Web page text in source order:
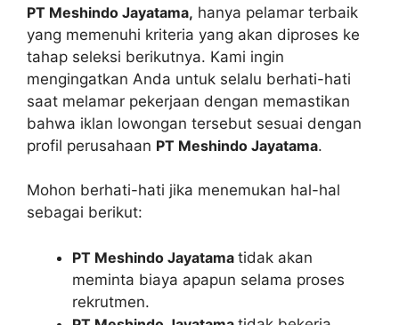
PT Meshindo Jayatama, hanya pelamar terbaik
yang memenuhi kriteria yang akan diproses ke
tahap seleksi berikutnya. Kami ingin
mengingatkan Anda untuk selalu berhati-hati
saat melamar pekerjaan dengan memastikan
bahwa iklan lowongan tersebut sesuai dengan
profil perusahaan PT Meshindo Jayatama.
Mohon berhati-hati jika menemukan hal-hal
sebagai berikut:
PT Meshindo Jayatama tidak akan
meminta biaya apapun selama proses
rekrutmen.